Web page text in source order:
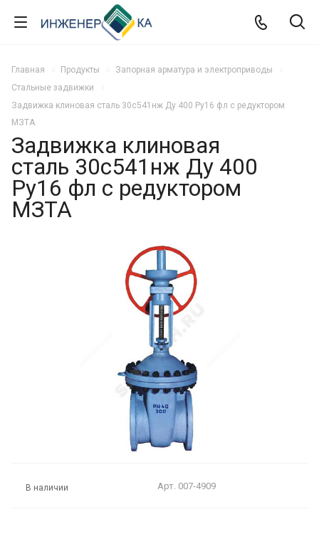
Главная Продукты
Запорная арматура и электроприводы
Стальные задвижки
Задвижка клиновая сталь 30с541нж Ду 400 Ру16 фл с редуктором
МЗТА
Задвижка клиновая
сталь 30с541нж Ду 400
Ру16 фл с редуктором
МЗТА
В наличии Арт. 007-4909